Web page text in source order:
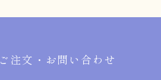
注文・お問い合わせ